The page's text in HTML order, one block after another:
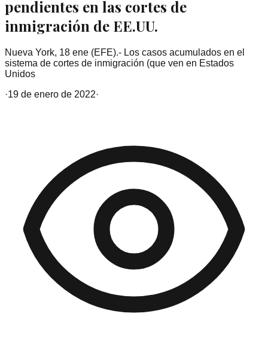
pendientes en las cortes de
inmigración de EE.UU.
Nueva York, 18 ene (EFE).- Los casos acumulados en el
sistema de cortes de inmigración (que ven en Estados
Unidos
·19 de enero de 2022·